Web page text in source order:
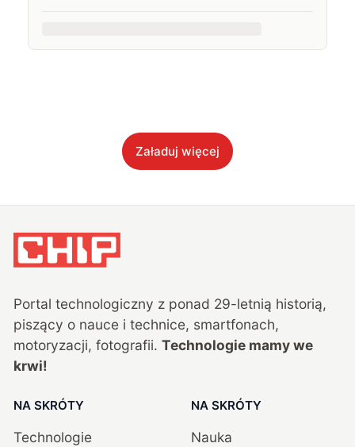
Załaduj więcej
Portal technologiczny z ponad 29-letnią historią,
piszący o nauce i technice, smartfonach,
motoryzacji, fotografii. Technologie mamy we
krwi!
NA SKRÓTY
Technologie
NA SKRÓTY
Nauka